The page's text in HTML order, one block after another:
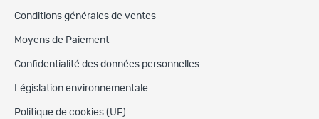
Conditions générales de ventes
Moyens de Paiement
Confidentialité des données personnelles
Législation environnementale
Politique de cookies (UE)